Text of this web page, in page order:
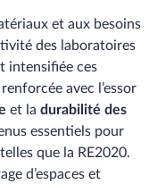
et aux besoins
des laboratoires
intensifiée ces
avec l’essor
et la durabilité des
essentiels pour
que la RE2020.
d’espaces et